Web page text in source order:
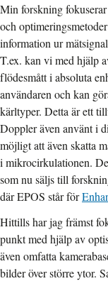
Min forskning
och
information ur
T.ex. kan vi med hjälp
flödesmått i absoluta
användaren och kan
kärltyper. Detta är ett
Doppler även använt i
möjligt att även skatta
i mikrocirkulationen.
som nu säljs till
där EPOS står för
Hittills har jag främst
punkt med hjälp av
även omfatta
bilder över större ytor.